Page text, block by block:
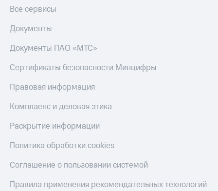
Все сервисы
Документы
Документы ПАО «МТС»
Сертификаты безопасности Минцифры
Правовая информация
Комплаенс и деловая этика
Раскрытие информации
Политика обработки cookies
Соглашение о пользовании системой
Правила применения рекомендательных технологий